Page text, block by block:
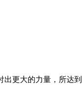
更大的力量，所达到